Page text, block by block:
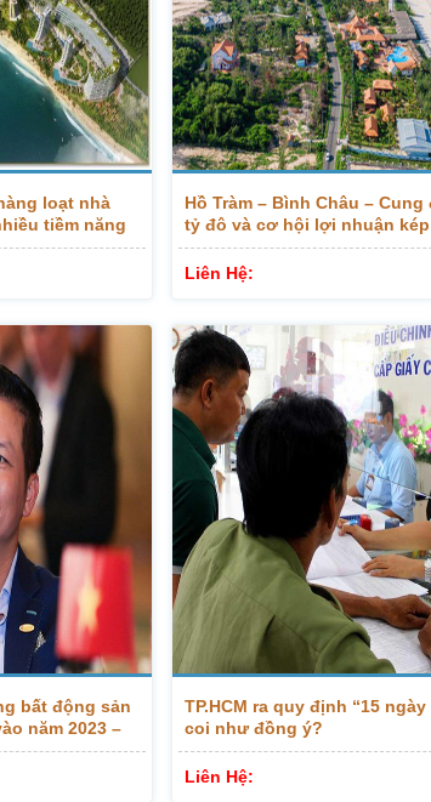
loạt nhà
tiềm năng
Hồ Tràm – Bình Châu –
tỷ đô và cơ hội lợi nhuận
tư.
Liên Hệ:
bất động sản
năm 2023 –
TP.HCM ra quy định “15
coi như đồng ý?
Liên Hệ: